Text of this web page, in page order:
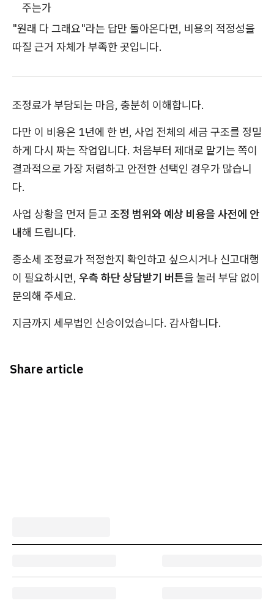
주는가
"원래 다 그래요"라는 답만 돌아온다면, 비용의 적정성을
따질 근거 자체가 부족한 곳입니다.
조정료가 부담되는 마음, 충분히 이해합니다.
다만 이 비용은 1년에 한 번, 사업 전체의 세금 구조를 정밀
하게 다시 짜는 작업입니다. 처음부터 제대로 맡기는 쪽이
결과적으로 가장 저렴하고 안전한 선택인 경우가 많습니
다.
사업 상황을 먼저 듣고 조정 범위와 예상 비용을 사전에 안
내해 드립니다.
종소세 조정료가 적정한지 확인하고 싶으시거나 신고대행
이 필요하시면, 우측 하단 상담받기 버튼을 눌러 부담 없이
문의해 주세요.
지금까지 세무법인 신승이었습니다. 감사합니다.
Share article